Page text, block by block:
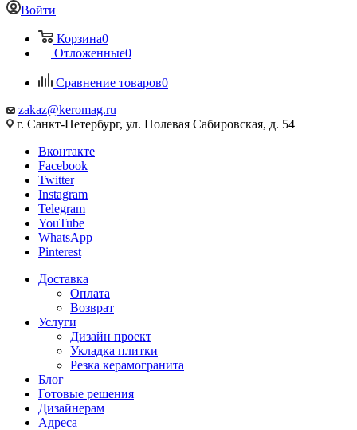
Войти
Корзина0
Отложенные0
Сравнение товаров0
zakaz@keromag.ru
г. Санкт-Петербург, ул. Полевая Сабировская, д. 54
Вконтакте
Facebook
Twitter
Instagram
Telegram
YouTube
WhatsApp
Pinterest
Доставка
Оплата
Возврат
Услуги
Дизайн проект
Укладка плитки
Резка керамогранита
Блог
Готовые решения
Дизайнерам
Адреса